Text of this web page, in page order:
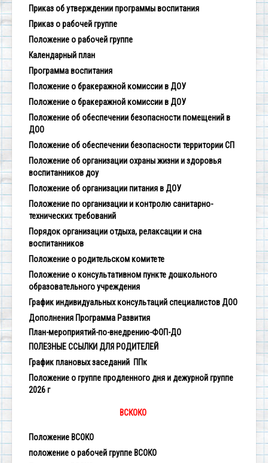
Приказ об утверждении программы воспитания
Приказ о рабочей группе
Положение о рабочей группе
Календарный план
Программа воспитания
Положение о бракеражной комиссии в ДОУ
Положение о бракеражной комиссии в ДОУ
Положение об обеспечении безопасности помещений в
ДОО
Положение об обеспечении безопасности территории СП
Положение об организации охраны жизни и здоровья
воспитанников доу
Положение об организации питания в ДОУ
Положение по организации и контролю санитарно-
технических требований
Порядок организации отдыха, релаксации и сна
воспитанников
Положение о родительском комитете
Положение о консультативном пункте дошкольного
образовательного учреждения
График индивидуальных консультаций специалистов ДОО
Дополнения Программа Развития
План-мероприятий-по-внедрению-ФОП-ДО
ПОЛЕЗНЫЕ ССЫЛКИ ДЛЯ РОДИТЕЛЕЙ
График плановых заседаний ППк
Положение о группе продленного дня и дежурной группе
2026 г
ВСКОКО
Положение ВСОКО
положение о рабочей группе ВСОКО